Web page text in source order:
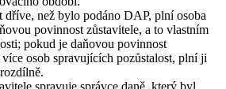
než bylo podáno DAP, plní osoba
povinnost zůstavitele, a to vlastním
pokud je daňovou povinnost
osob spravujících pozůstalost, plní ji
spravuje správce daně, který byl